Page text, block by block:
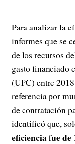
Para analizar la
informes que se
de los recursos
gasto financiado
(UPC) entre
referencia por
de contratación
identificó que,
eficiencia fue de